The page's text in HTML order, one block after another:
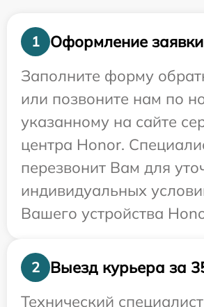
1
Оформление заявки
Заполните форму
или позвоните нам по
указанному на сайте
центра Honor.
перезвонит Вам для
индивидуальных
Вашего устройства
2
Выезд курьера за
Технический